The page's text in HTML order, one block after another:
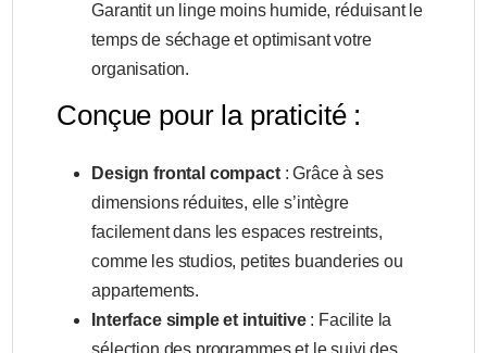
Garantit un linge moins humide, réduisant le
temps de séchage et optimisant votre
organisation.
Conçue pour la praticité :
Design frontal compact: Grâce à ses
dimensions réduites, elle s’intègre
facilement dans les espaces restreints,
comme les studios, petites buanderies ou
appartements.
Interface simple et intuitive: Facilite la